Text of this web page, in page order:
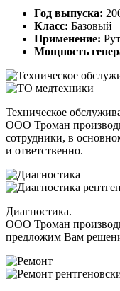
Год выпуска:
Класс: Базовый
Применение:
Мощность
Техническое
ООО Троман
сотрудники, в
и ответственно.
Диагностика.
ООО Троман
предложим Вам